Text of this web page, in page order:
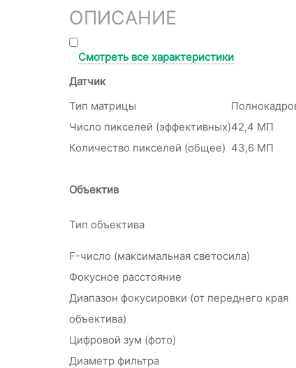
ОПИСАНИЕ
Смотреть все характеристики
Датчик
Тип матрицы
Число пикселей (эффективных)42,4 МП
Количество пикселей (общее) 43,6 МП
Объектив
Тип объектива
F-число (максимальная светосила)
Фокусное расстояние
Диапазон фокусировки (от переднего края
объектива)
Цифровой зум (фото)
Диаметр фильтра